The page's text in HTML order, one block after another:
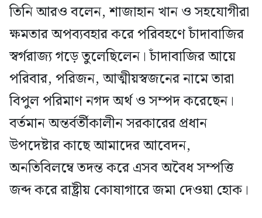
তিনি আরও বলেন, শাজাহান খান ও সহযোগীরা
ক্ষমতার অপব্যবহার করে পরিবহণে চাঁদাবাজির
স্বর্গরাজ্য গড়ে তুলেছিলেন। চাঁদাবাজির আয়ে
পরিবার, পরিজন, আত্মীয়স্বজনের নামে তারা
বিপুল পরিমাণ নগদ অর্থ ও সম্পদ করেছেন।
বর্তমান অন্তর্বর্তীকালীন সরকারের প্রধান
উপদেষ্টার কাছে আমাদের আবেদন,
অনতিবিলম্বে তদন্ত করে এসব অবৈধ সম্পত্তি
জব্দ করে রাষ্ট্রীয় কোষাগারে জমা দেওয়া হোক।